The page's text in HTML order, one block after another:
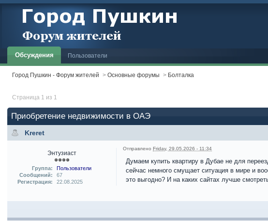
Обсуждения Пользователи
Город Пушкин - Форум жителей > Основные форумы > Болталка
Страница 1 из 1
Приобретение недвижимости в ОАЭ
Kreret
Энтузиаст
Группа:
Пользователи
Сообщений:
67
Регистрация:
22.08.2025
Отправлено Friday, 29.05.2026 - 11:34
Думаем купить квартиру в Дубае не для
сейчас немного смущает ситуация в мире и
это выгодно? И на каких сайтах лучше